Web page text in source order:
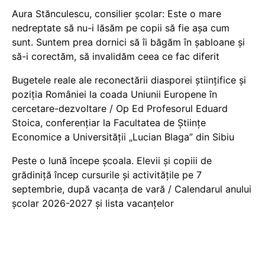
Aura Stănculescu, consilier școlar: Este o mare
nedreptate să nu-i lăsăm pe copii să fie așa cum
sunt. Suntem prea dornici să îi băgăm în șabloane și
să-i corectăm, să invalidăm ceea ce fac diferit
Bugetele reale ale reconectării diasporei științifice și
poziția României la coada Uniunii Europene în
cercetare-dezvoltare / Op Ed Profesorul Eduard
Stoica, conferențiar la Facultatea de Științe
Economice a Universității „Lucian Blaga” din Sibiu
Peste o lună începe școala. Elevii și copiii de
grădiniță încep cursurile și activitățile pe 7
septembrie, după vacanța de vară / Calendarul anului
școlar 2026-2027 și lista vacanțelor